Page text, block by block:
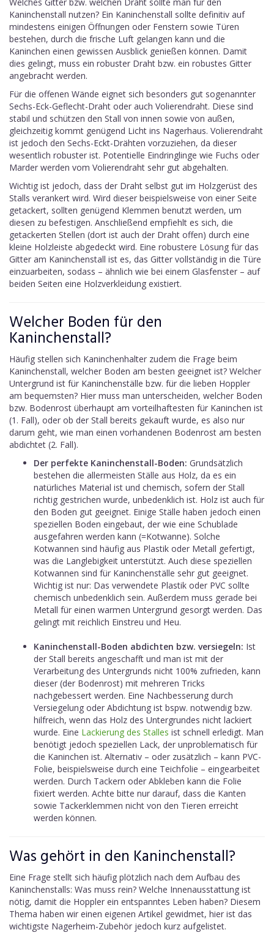
Kaninchenstall nutzen? Ein Kaninchenstall sollte definitiv auf
mindestens einigen Öffnungen oder Fenstern sowie Türen
bestehen, durch die frische Luft gelangen kann und die
Kaninchen einen gewissen Ausblick genießen können. Damit
dies gelingt, muss ein robuster Draht bzw. ein robustes Gitter
angebracht werden.
Für die offenen Wände eignet sich besonders gut sogenannter
Sechs-Eck-Geflecht-Draht oder auch Volierendraht. Diese sind
stabil und schützen den Stall von innen sowie von außen,
gleichzeitig kommt genügend Licht ins Nagerhaus. Volierendraht
ist jedoch den Sechs-Eckt-Drähten vorzuziehen, da dieser
wesentlich robuster ist. Potentielle Eindringlinge wie Fuchs oder
Marder werden vom Volierendraht sehr gut abgehalten.
Wichtig ist jedoch, dass der Draht selbst gut im Holzgerüst des
Stalls verankert wird. Wird dieser beispielsweise von einer Seite
getackert, sollten genügend Klemmen benutzt werden, um
diesen zu befestigen. Anschließend empfiehlt es sich, die
getackerten Stellen (dort ist auch der Draht offen) durch eine
kleine Holzleiste abgedeckt wird. Eine robustere Lösung für das
Gitter am Kaninchenstall ist es, das Gitter vollständig in die Türe
einzuarbeiten, sodass – ähnlich wie bei einem Glasfenster – auf
beiden Seiten eine Holzverkleidung existiert.
Welcher Boden für den
Kaninchenstall?
Häufig stellen sich Kaninchenhalter zudem die Frage beim
Kaninchenstall, welcher Boden am besten geeignet ist? Welcher
Untergrund ist für Kaninchenställe bzw. für die lieben Hoppler
am bequemsten? Hier muss man unterscheiden, welcher Boden
bzw. Bodenrost überhaupt am vorteilhaftesten für Kaninchen ist
(1. Fall), oder ob der Stall bereits gekauft wurde, es also nur
darum geht, wie man einen vorhandenen Bodenrost am besten
abdichtet (2. Fall).
Der perfekte Kaninchenstall-Boden: Grundsätzlich
bestehen die allermeisten Ställe aus Holz, da es ein
natürliches Material ist und chemisch, sofern der Stall
richtig gestrichen wurde, unbedenklich ist. Holz ist auch für
den Boden gut geeignet. Einige Ställe haben jedoch einen
speziellen Boden eingebaut, der wie eine Schublade
ausgefahren werden kann (=Kotwanne). Solche
Kotwannen sind häufig aus Plastik oder Metall gefertigt,
was die Langlebigkeit unterstützt. Auch diese speziellen
Kotwannen sind für Kaninchenställe sehr gut geeignet.
Wichtig ist nur: Das verwendete Plastik oder PVC sollte
chemisch unbedenklich sein. Außerdem muss gerade bei
Metall für einen warmen Untergrund gesorgt werden. Das
gelingt mit reichlich Einstreu und Heu.
Kaninchenstall-Boden abdichten bzw. versiegeln: Ist
der Stall bereits angeschafft und man ist mit der
Verarbeitung des Untergrunds nicht 100% zufrieden, kann
dieser (der Bodenrost) mit mehreren Tricks
nachgebessert werden. Eine Nachbesserung durch
Versiegelung oder Abdichtung ist bspw. notwendig bzw.
hilfreich, wenn das Holz des Untergrundes nicht lackiert
wurde. Eine Lackierung des Stalles ist schnell erledigt. Man
benötigt jedoch speziellen Lack, der unproblematisch für
die Kaninchen ist. Alternativ – oder zusätzlich – kann PVC-
Folie, beispielsweise durch eine Teichfolie – eingearbeitet
werden. Durch Tackern oder Abkleben kann die Folie
fixiert werden. Achte bitte nur darauf, dass die Kanten
sowie Tackerklemmen nicht von den Tieren erreicht
werden können.
Was gehört in den Kaninchenstall?
Eine Frage stellt sich häufig plötzlich nach dem Aufbau des
Kaninchenstalls: Was muss rein? Welche Innenausstattung ist
nötig, damit die Hoppler ein entspanntes Leben haben? Diesem
Thema haben wir einen eigenen Artikel gewidmet, hier ist das
wichtigste Nagerheim-Zubehör jedoch kurz aufgelistet.